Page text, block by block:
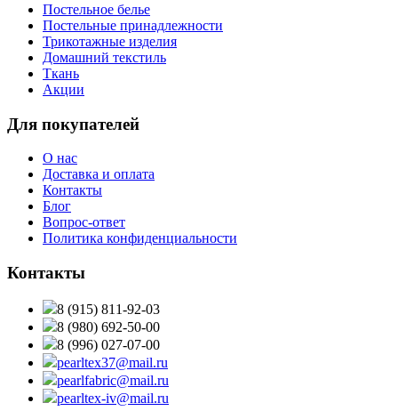
Постельное белье
Постельные принадлежности
Трикотажные изделия
Домашний текстиль
Ткань
Акции
Для покупателей
О нас
Доставка и оплата
Контакты
Блог
Вопрос-ответ
Политика конфиденциальности
Контакты
8 (915) 811-92-03
8 (980) 692-50-00
8 (996) 027-07-00
pearltex37@mail.ru
pearlfabric@mail.ru
pearltex-iv@mail.ru